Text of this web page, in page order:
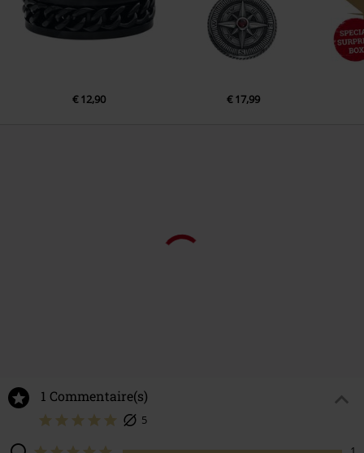
€ 12,90 € 17,99
1 Commentaire(s)
5